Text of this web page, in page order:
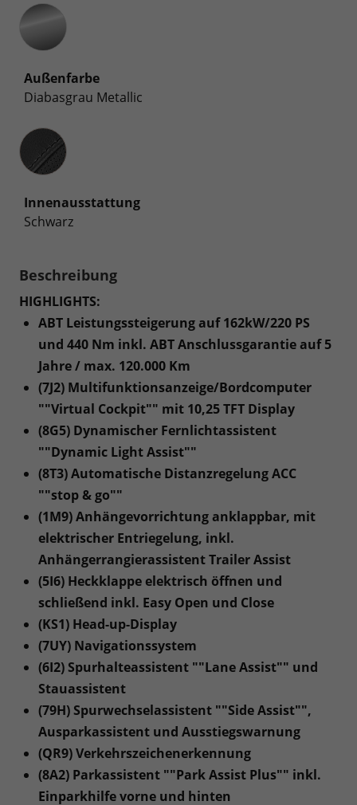
Außenfarbe
Diabasgrau Metallic
Innenausstattung
Innenausstattung
Schwarz
Beschreibung
HIGHLIGHTS:
ABT Leistungssteigerung auf 162kW/220 PS
und 440 Nm inkl. ABT Anschlussgarantie auf 5
Jahre / max. 120.000 Km
(7J2) Multifunktionsanzeige/Bordcomputer
""Virtual Cockpit"" mit 10,25 TFT Display
(8G5) Dynamischer Fernlichtassistent
""Dynamic Light Assist""
(8T3) Automatische Distanzregelung ACC
""stop & go""
(1M9) Anhängevorrichtung anklappbar, mit
elektrischer Entriegelung, inkl.
Anhängerrangierassistent Trailer Assist
(5I6) Heckklappe elektrisch öffnen und
schließend inkl. Easy Open und Close
(KS1) Head-up-Display
(7UY) Navigationssystem
(6I2) Spurhalteassistent ""Lane Assist"" und
Stauassistent
(79H) Spurwechselassistent ""Side Assist"",
Ausparkassistent und Ausstiegswarnung
(QR9) Verkehrszeichenerkennung
(8A2) Parkassistent ""Park Assist Plus"" inkl.
Einparkhilfe vorne und hinten